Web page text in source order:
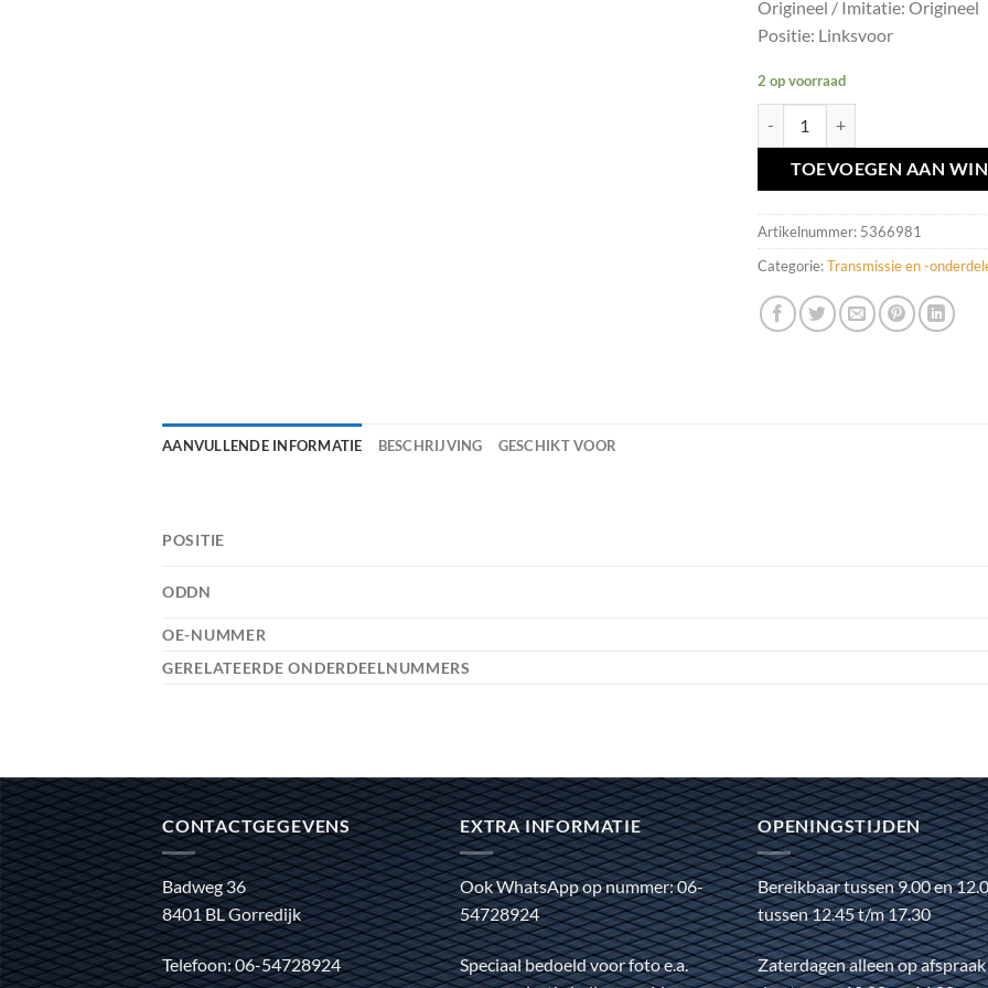
Origineel / Imitatie: Origineel
Positie: Linksvoor
2 op voorraad
TOEVOEGEN AAN
Artikelnummer: 5366981
Categorie:Transmissie en -
AANVULLENDE INFORMATIE BESCHRIJVING GESCHIKT VOOR
POSITIE
ODDN
OE-NUMMER
GERELATEERDE ONDERDEELNUMMERS
CONTACTGEGEVENS
Badweg 36
8401 BL Gorredijk
Telefoon: 06-54728924
EXTRA INFORMATIE
Ook WhatsApp op nummer: 06-
54728924
Speciaal bedoeld voor foto e.a.
OPENINGSTIJDEN
Bereikbaar tussen 9.00 en
tussen 12.45 t/m 17.30
Zaterdagen alleen op